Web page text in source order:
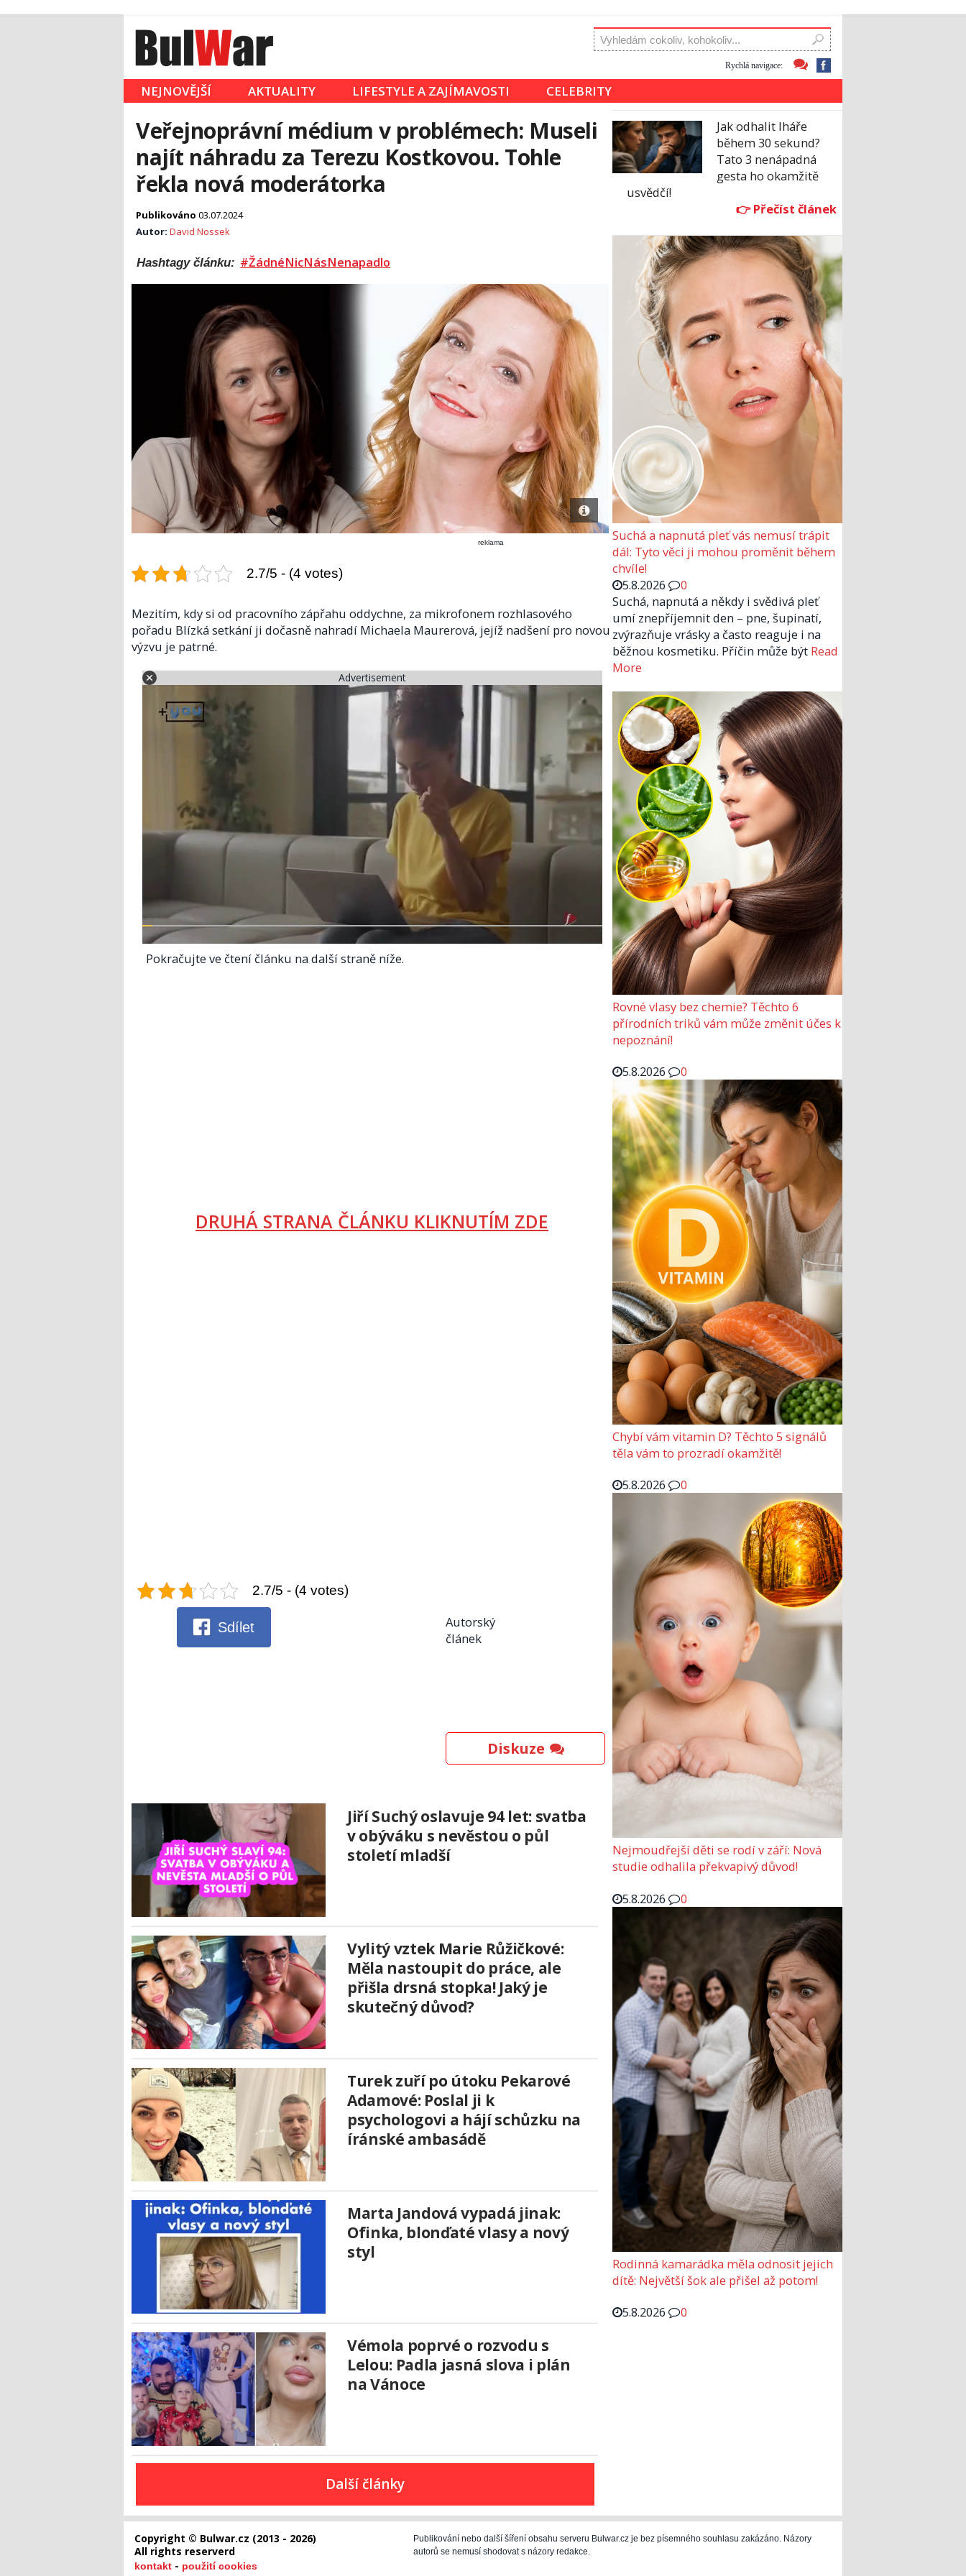
Rychlá navigace:
NEJNOVĚJŠÍ AKTUALITY LIFESTYLE A ZAJÍMAVOSTI CELEBRITY
Veřejnoprávní médium v problémech: Museli
najít náhradu za Terezu Kostkovou. Tohle
řekla nová moderátorka
Publikováno 03.07.2024
Autor: David Nossek
Hashtagy článku: #ŽádnéNicNásNenapadlo
reklama
2.7/5 - (4 votes)
Mezitím, kdy si od pracovního zápřahu oddychne, za mikrofonem rozhlasového
pořadu Blízká setkání ji dočasně nahradí Michaela Maurerová, jejíž nadšení pro novou
výzvu je patrné.
Advertisement
Pokračujte ve čtení článku na další straně níže.
DRUHÁ STRANA ČLÁNKU KLIKNUTÍM ZDE
2.7/5 - (4 votes)
Sdílet
Autorský
článek
Diskuze
Jiří Suchý oslavuje 94 let: svatba
v obýváku s nevěstou o půl
století mladší
Vylitý vztek Marie Růžičkové:
Měla nastoupit do práce, ale
přišla drsná stopka! Jaký je
skutečný důvod?
Turek zuří po útoku Pekarové
Adamové: Poslal ji k
psychologovi a hájí schůzku na
íránské ambasádě
Marta Jandová vypadá jinak:
Ofinka, blonďaté vlasy a nový
styl
Vémola poprvé o rozvodu s
Lelou: Padla jasná slova i plán
na Vánoce
Další články
Jak odhalit lháře
během 30 sekund?
Tato 3 nenápadná
gesta ho okamžitě
usvědčí!
Suchá a napnutá pleť vás nemusí trápit
dál: Tyto věci ji mohou proměnit během
chvíle!
5.8.2026
0
Suchá, napnutá a někdy i svědivá pleť
umí znepříjemnit den – pne, šupinatí,
zvýrazňuje vrásky a často reaguje i na
běžnou kosmetiku. Příčin může být Read
More
Rovné vlasy bez chemie? Těchto 6
přírodních triků vám může změnit účes k
nepoznání!
5.8.2026
0
Chybí vám vitamin D? Těchto 5 signálů
těla vám to prozradí okamžitě!
5.8.2026
0
Nejmoudřejší děti se rodí v září: Nová
studie odhalila překvapivý důvod!
5.8.2026
0
Rodinná kamarádka měla odnosit jejich
dítě: Největší šok ale přišel až potom!
5.8.2026
0
Copyright © Bulwar.cz (2013 - 2026)
All rights reserverd
kontakt - použití cookies
Publikování nebo další šíření obsahu serveru Bulwar.cz je bez písemného souhlasu zakázáno. Názory
autorů se nemusí shodovat s názory redakce.